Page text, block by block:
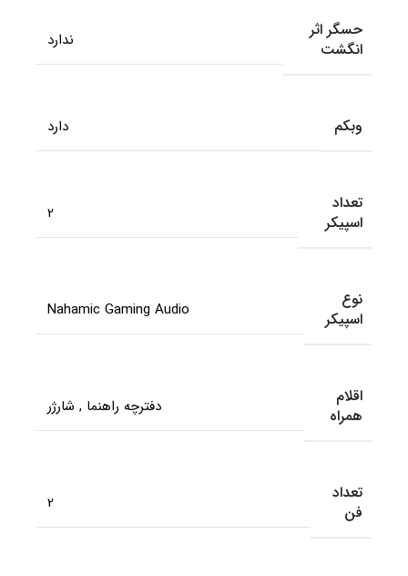
حسگر اثر
انگشت
ندارد
وبکم دارد
تعداد
اسپیکر
2
نوع
اسپیکر
Nahamic Gaming Audio
اقلام
همراه
دفترچه راهنما , شارژر
تعداد
فن
2